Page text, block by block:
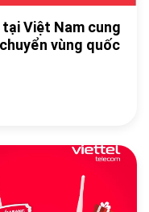
Việt Nam cung
vùng quốc